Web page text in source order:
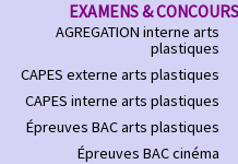
Des
EXAMENS & CONCOURS
AGREGATION interne arts
plastiques
CAPES externe arts plastiques
CAPES interne arts plastiques
Épreuves BAC arts plastiques
Épreuves BAC cinéma